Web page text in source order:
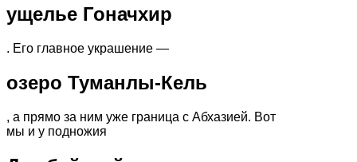
ущелье Гоначхир
. Его главное украшение —
озеро Туманлы-Кель
, а прямо за ним уже граница с Абхазией. Вот
мы и у подножия